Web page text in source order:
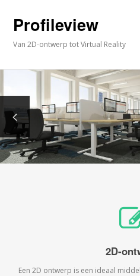
Profileview
Van 2D-ontwerp tot Virtual Reality
2D-
Een 2D ontwerp is een ideaal